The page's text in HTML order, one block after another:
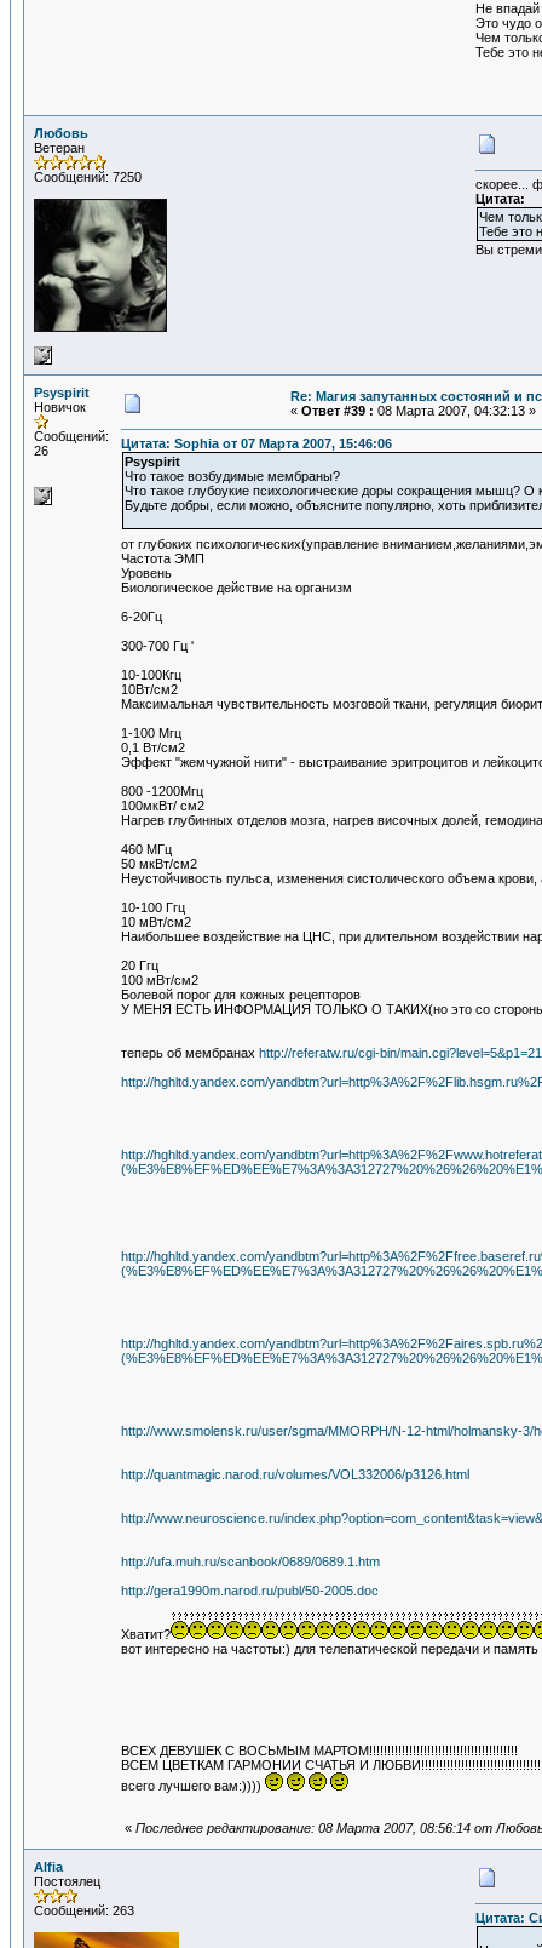
Не впадай
Это чудо
Чем
Тебе это
Любовь
Ветеран
Сообщений: 7250
скорее...
Цитата:
Чем
Тебе это
Вы
Psyspirit
Новичок
Сообщений:
26
Re: Магия запутанных состояний и
« Ответ #39 : 08 Марта 2007, 04:32:13 »
Цитата: Sophia от 07 Марта 2007, 15:46:06
Psyspirit
Что такое возбудимые мембраны?
Что такое глубоукие психологические доры сокращения мышц? О
Будьте добры, если можно, объясните популярно, хоть
от глубоких психологических(управление
Частота ЭМП
Уровень
Биологическое действие на организм
6-20Гц
300-700 Гц '
10-100Кгц
10Вт/см2
Максимальная чувствительность мозговой ткани, регуляция
1-100 Мгц
0,1 Вт/см2
Эффект "жемчужной нити" - выстраивание эритроцитов и
800 -1200Мгц
100мкВт/ см2
Нагрев глубинных отделов мозга, нагрев височных долей,
460 МГц
50 мкВт/см2
Неустойчивость пульса, изменения систолического объема
10-100 Ггц
10 мВт/см2
Наибольшее воздействие на ЦНС, при длительном воздействии
20 Ггц
100 мВт/см2
Болевой порог для кожных рецепторов
У МЕНЯ ЕСТЬ ИНФОРМАЦИЯ ТОЛЬКО О ТАКИХ(но это со стороны и
теперь об мембранах http://referatw.ru/cgi-bin/
http://hghltd.yandex.com/
http://hghltd.yandex.com/
http://hghltd.yandex.com/
http://hghltd.yandex.com/
http://www.smolensk.ru/user/sgma/MMORPH/N-12-html/holmansky-3/
http://quantmagic.narod.ru/volumes/VOL332006/p3126.html
http://www.neuroscience.ru/
http://ufa.muh.ru/scanbook/0689/0689.1.htm
http://gera1990m.narod.ru/publ/50-2005.doc
Хватит?
вот интересно на частоты:) для телепатической передачи и
ВСЕХ ДЕВУШЕК С ВОСЬМЫМ МАРТОМ!!!!!!!!!!!!!!!!!!!!!!!!!!!!!!!!!!!!!!!!!
ВСЕМ ЦВЕТКАМ ГАРМОНИИ СЧАТЬЯ И
всего лучшего вам:))))
« Последнее редактирование: 08 Марта 2007, 08:56:14 от
Alfia
Постоялец
Сообщений: 263
Цитата: